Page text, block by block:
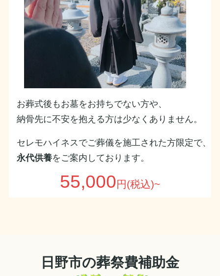
お葬式後もお墓をお持ちでない方や、
納骨先に不安を抱える方は少なくありません。
セレモハイネスでご葬儀を施工された方限定で、
永代供養をご案内しております。
55,000 円(税込)~
日野市の葬祭費補助金